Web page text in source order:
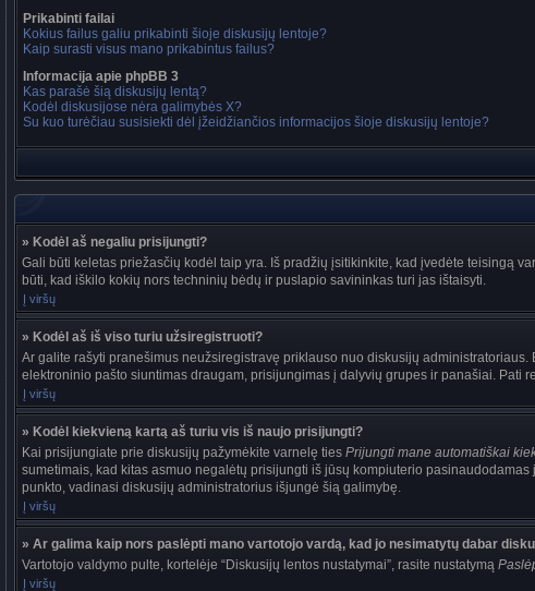
Prikabinti failai
Kokius failus galiu prikabinti šioje diskusijų lentoje?
Kaip surasti visus mano prikabintus failus?
Informacija apie phpBB 3
Kas parašė šią diskusijų lentą?
Kodėl diskusijose nėra galimybės X?
Su kuo turėčiau susisiekti dėl įžeidžiančios informacijos šioje diskusijų lentoje?
» Kodėl aš negaliu prisijungti?
Gali būti keletas priežasčių kodėl taip yra. Iš pradžių įsitikinkite, kad įvedėte teisingą
būti, kad iškilo kokių nors techninių bėdų ir puslapio savininkas turi jas ištaisyti.
Į viršų
» Kodėl aš iš viso turiu užsiregistruoti?
Ar galite rašyti pranešimus neužsiregistravę priklauso nuo diskusijų
elektroninio pašto siuntimas draugam, prisijungimas į dalyvių grupes ir panašiai. Pati
Į viršų
» Kodėl kiekvieną kartą aš turiu vis iš naujo prisijungti?
Kai prisijungiate prie diskusijų pažymėkite varnelę ties Prijungti mane automatiškai
sumetimais, kad kitas asmuo negalėtų prisijungti iš jūsų kompiuterio
punkto, vadinasi diskusijų administratorius išjungė šią galimybę.
Į viršų
» Ar galima kaip nors paslėpti mano vartotojo vardą, kad jo nesimatytų dabar
Vartotojo valdymo pulte, kortelėje “Diskusijų lentos nustatymai”, rasite nustatymą
Į viršų